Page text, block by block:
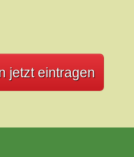
jetzt eintragen